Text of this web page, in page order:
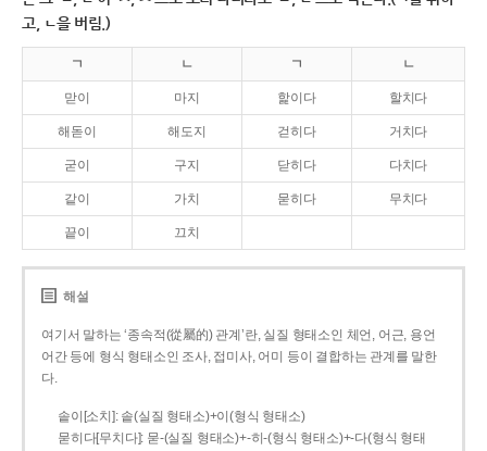
고, ㄴ을 버림.)
ㄱ ㄴ ㄱ ㄴ
맏이 마지 핥이다 할치다
해돋이 해도지 걷히다 거치다
굳이 구지 닫히다 다치다
같이 가치 묻히다 무치다
끝이 끄치
해설
여기서 말하는 ‘종속적(從屬的) 관계’란, 실질 형태소인 체언, 어근, 용언
어간 등에 형식 형태소인 조사, 접미사, 어미 등이 결합하는 관계를 말한
다.
솥이[소치]: 솥(실질 형태소)+이(형식 형태소)
묻히다[무치다]: 묻­-(실질 형태소)+­-히­-(형식 형태소)+-다(형식 형태